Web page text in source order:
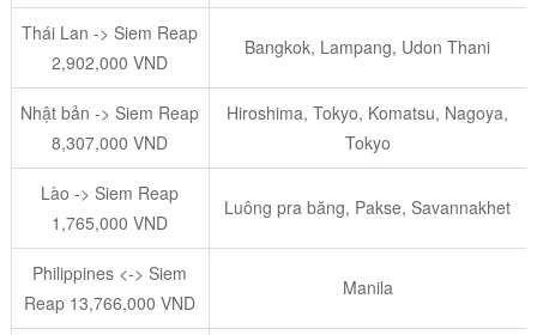
Thái Lan -> Siem Reap
2,902,000 VND
Bangkok, Lampang, Udon Thani
Nhật bản -> Siem Reap
8,307,000 VND
Hiroshima, Tokyo, Komatsu, Nagoya,
Tokyo
Lào -> Siem Reap
1,765,000 VND
Luông pra băng, Pakse, Savannakhet
Philippines <-> Siem
Reap 13,766,000 VND
Manila